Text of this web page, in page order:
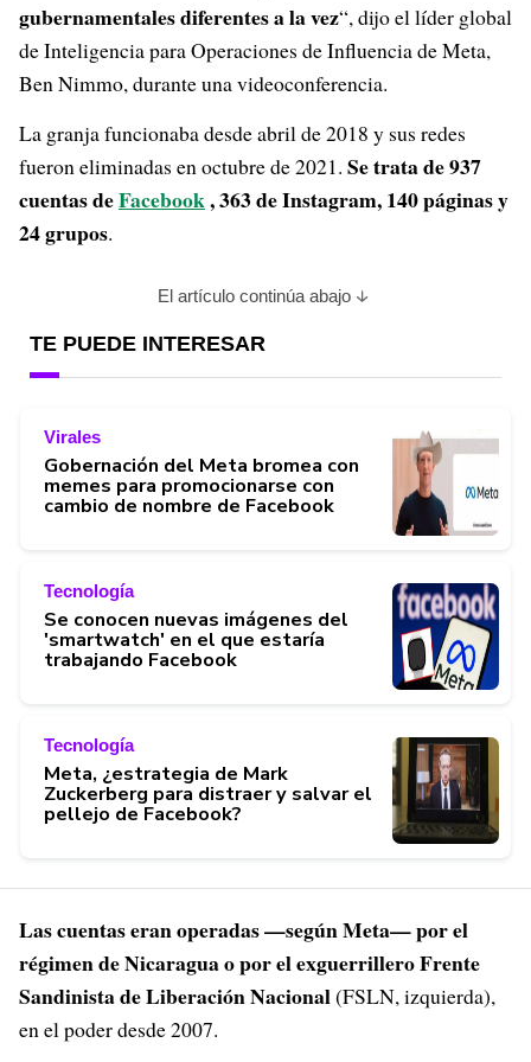
gubernamentales diferentes a la vez“, dijo el líder global
de Inteligencia para Operaciones de Influencia de Meta,
Ben Nimmo, durante una videoconferencia.
La granja funcionaba desde abril de 2018 y sus redes
fueron eliminadas en octubre de 2021. Se trata de 937
cuentas deFacebook, 363 de Instagram, 140 páginas y
24 grupos.
El artículo continúa abajo
TE PUEDE INTERESAR
Virales
Gobernación del Meta bromea con
memes para promocionarse con
cambio de nombre de Facebook
Tecnología
Se conocen nuevas imágenes del
'smartwatch' en el que estaría
trabajando Facebook
Tecnología
Meta, ¿estrategia de Mark
Zuckerberg para distraer y salvar el
pellejo de Facebook?
Las cuentas eran operadas —según Meta— por el
régimen de Nicaragua o por el exguerrillero Frente
Sandinista de Liberación Nacional(FSLN, izquierda),
en el poder desde 2007.